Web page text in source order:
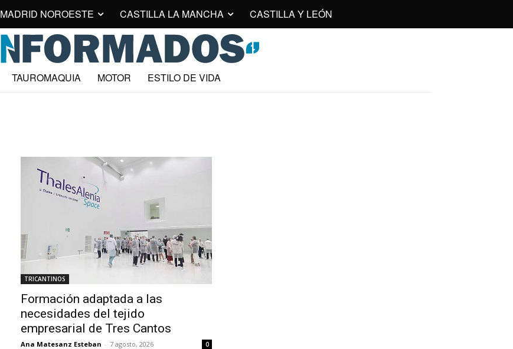
MADRID NOROESTE CASTILLA LA MANCHA CASTILLA Y LEÓN
TAUROMAQUIA MOTOR ESTILO DE VIDA
TRICANTINOS
Formación adaptada a las
necesidades del tejido
empresarial de Tres Cantos
Ana Matesanz Esteban - 7 agosto, 2026 0